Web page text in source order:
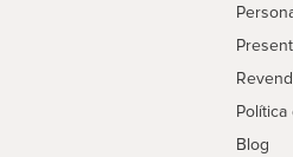
Blog